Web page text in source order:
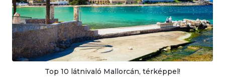
Top 10 látnivaló Mallorcán, térképpel!